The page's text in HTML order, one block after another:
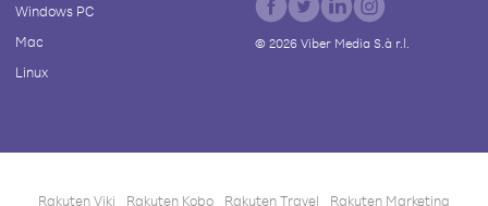
Windows PC
Mac
Linux
© 2026Viber Media S.à r.l.
Rakuten Viki Rakuten Kobo Rakuten Travel Rakuten Marketing